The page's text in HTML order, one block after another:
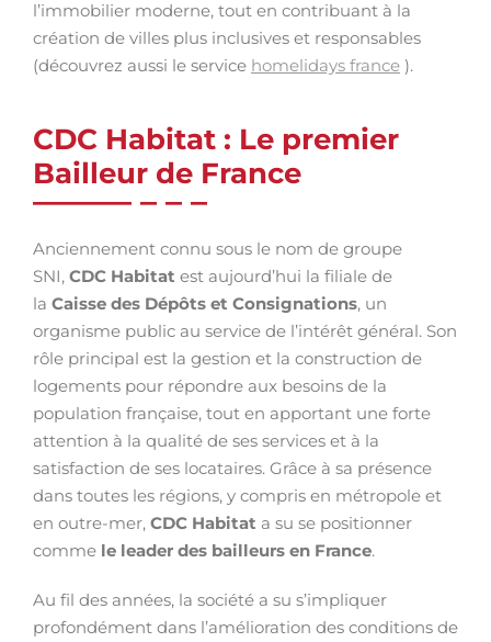
l’immobilier moderne, tout en contribuant à la
création de villes plus inclusives et responsables
(découvrez aussi le service homelidays france ).
CDC Habitat : Le premier
Bailleur de France
Anciennement connu sous le nom de groupe
SNI, CDC Habitat est aujourd’hui la filiale de
la Caisse des Dépôts et Consignations, un
organisme public au service de l’intérêt général. Son
rôle principal est la gestion et la construction de
logements pour répondre aux besoins de la
population française, tout en apportant une forte
attention à la qualité de ses services et à la
satisfaction de ses locataires. Grâce à sa présence
dans toutes les régions, y compris en métropole et
en outre-mer, CDC Habitat a su se positionner
comme le leader des bailleurs en France.
Au fil des années, la société a su s’impliquer
profondément dans l’amélioration des conditions de